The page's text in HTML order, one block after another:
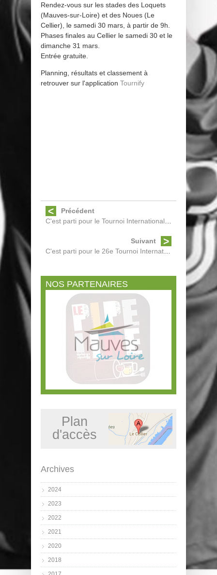
Rendez-vous sur les stades des Loquets
(Mauves-sur-Loire) et des Noues (Le
Cellier), le samedi 30 mars, à partir de 9h.
Phases finales au Cellier le samedi 30 et le
dimanche 31 mars.
Entrée gratuite.
Planning, résultats et classement à
retrouver sur l'application Tournify
Précédent
C'est parti pour le Tournoi International 20...
Suivant
C'est parti pour le 26e Tournoi International ...
NOS PARTENAIRES
Plan
d'accès
Archives
2024
2023
2022
2021
2020
2018